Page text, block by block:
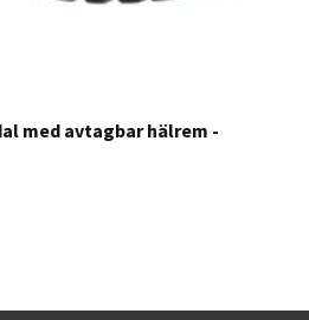
med avtagbar hälrem -